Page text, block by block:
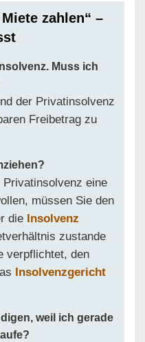
zahlen“ –
Muss ich
der Privatinsolvenz
Freibetrag zu
eine
müssen Sie den
die
Insolvenz
zustande
verpflichtet, den
Insolvenzgericht
weil ich gerade